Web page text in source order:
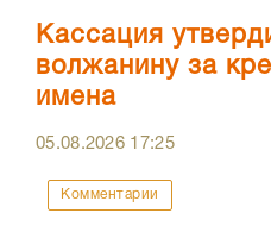
Кассация
волжанину за
имена
05.08.2026 17:25
Комментарии